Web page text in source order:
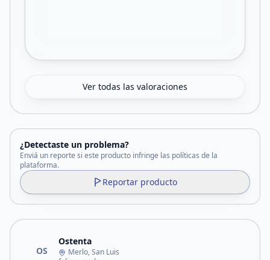
Ver todas las valoraciones
¿Detectaste un problema?
Enviá un reporte si este producto infringe las políticas de la
plataforma.
Reportar producto
OS
Ostenta
Merlo, San Luis